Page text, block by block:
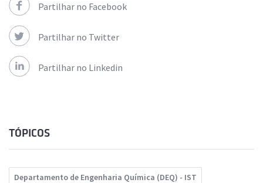
Partilhar no Facebook
Partilhar no Twitter
Partilhar no Linkedin
TÓPICOS
Departamento de Engenharia Química (DEQ) - IST